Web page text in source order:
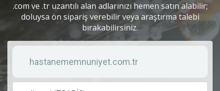
.com ve .tr uzantılı alan adlarınızı hemen satın alabilir;
doluysa ön sipariş verebilir veya araştırma talebi
bırakabilirsiniz.
Anahtar kelime